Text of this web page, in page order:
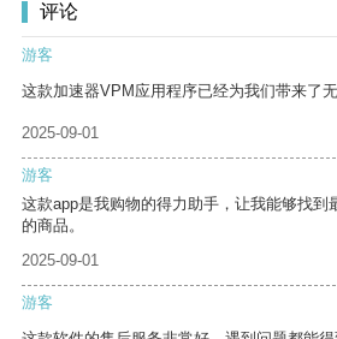
评论
游客
这款加速器VPM应用程序已经为我们带来了无
2025-09-01
游客
这款app是我购物的得力助手，让我能够找到
的商品。
2025-09-01
游客